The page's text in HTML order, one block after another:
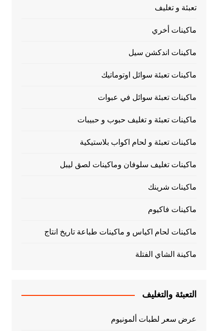
تعبئة و تغليف
ماكينات أخري
ماكينات اندكشن سيل
ماكينات تعبئة سوائل اوتوماتيك
ماكينات تعبئة سوائل في عبوات
ماكينات تعبئة و تغليف حبوب و حبيبات
ماكينات تعبئة و لحام اكواب بلاستيكية
ماكينات تغليف سلوفان وماكينات لصق ليبل
ماكينات شرينك
ماكينات فاكيوم
ماكينات لحام اكياس و ماكينات طباعة تاريخ انتاج
ماكينة الشاي الفتلة
التعبئة والتغليف
عرض سعر لطبات ألمونيوم